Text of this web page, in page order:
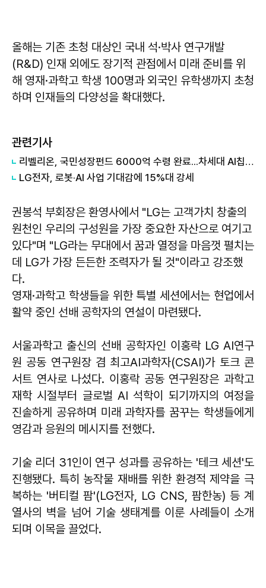
올해는 기존 초청 대상인 국내 석·박사 연구개발
(R&D) 인재 외에도 장기적 관점에서 미래 준비를 위
해 영재·과학고 학생 100명과 외국인 유학생까지 초청
하며 인재들의 다양성을 확대했다.
관련기사
리벨리온, 국민성장펀드 6000억 수령 완료...차세대 AI칩 양산 본격화
LG전자, 로봇·AI 사업 기대감에 15%대 강세
권봉석 부회장은 환영사에서 "LG는 고객가치 창출의
원천인 우리의 구성원을 가장 중요한 자산으로 여기고
있다"며 "LG라는 무대에서 꿈과 열정을 마음껏 펼치는
데 LG가 가장 든든한 조력자가 될 것"이라고 강조했
다.
영재·과학고 학생들을 위한 특별 세션에서는 현업에서
활약 중인 선배 공학자의 연설이 마련됐다.
서울과학고 출신의 선배 공학자인 이홍락 LG AI연구
원 공동 연구원장 겸 최고AI과학자(CSAI)가 토크 콘
서트 연사로 나섰다. 이홍락 공동 연구원장은 과학고
재학 시절부터 글로벌 AI 석학이 되기까지의 여정을
진솔하게 공유하며 미래 과학자를 꿈꾸는 학생들에게
영감과 응원의 메시지를 전했다.
기술 리더 31인이 연구 성과를 공유하는 '테크 세션'도
진행됐다. 특히 농작물 재배를 위한 환경적 제약을 극
복하는 '버티컬 팜'(LG전자, LG CNS, 팜한농) 등 계
열사의 벽을 넘어 기술 생태계를 이룬 사례들이 소개
되며 이목을 끌었다.